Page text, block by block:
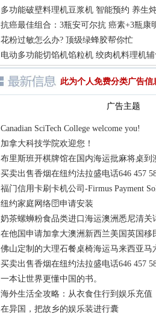
多功能破壁料理机豆浆机 智能预约 养生
抗癌最佳组合：3瓶安可尔抗 癌素+3瓶康
花粉过敏怎么办? 顶级绿蜂胶帮你忙
电动多功能切馅机馅粒机 绞肉机料理机
此为个人免费分类广告信
广告主题
Canadian SciTech College welcome you!
加拿大科技学院欢迎您！
布里斯班开棋牌馆在国内海运批麻将桌到
买卖出售香烟在纽约法拉盛电话646 457
福门信用卡刷卡机公司-Firmus Payment
纽约家庭网络🛜申请安装
奶茶螺蛳粉食品类进口海运澳洲悉尼清关
在他国申请加拿大澳洲新西兰美国英国移
佛山定制的大理石餐桌椅海运马来西亚马
买卖出售香烟在纽约法拉盛电话646 457
一本让世界更懂中国的书。
海外生活全攻略：从衣食住行到娱乐充值
在异国，把故乡的娱乐装进行囊